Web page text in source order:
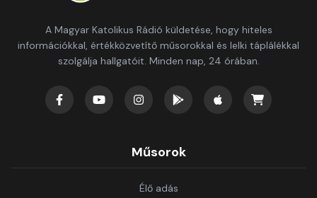
A Magyar Katolikus Rádió küldetése, hogy hiteles
információkkal, értékközvetítő műsorokkal és lelki táplálékkal
szolgálja hallgatóit. Minden nap, 24 órában.
Műsorok
Élő adás